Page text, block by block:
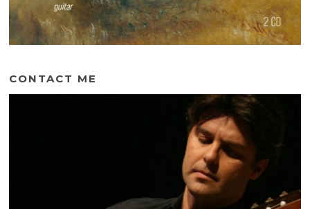
CONTACT ME